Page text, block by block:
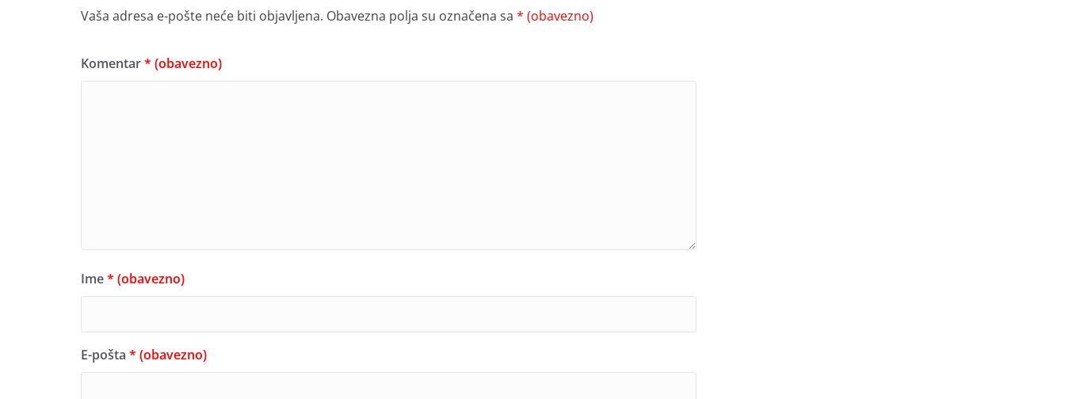
Vaša adresa e-pošte neće biti objavljena. Obavezna polja su označena sa * (obavezno)
Komentar* (obavezno)
Ime* (obavezno)
E-pošta * (obavezno)